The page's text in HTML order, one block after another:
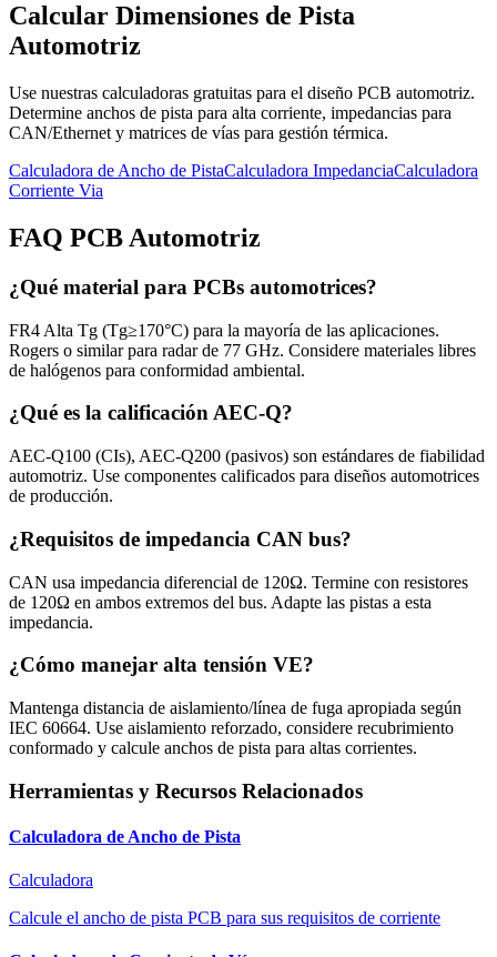
Calcular Dimensiones de Pista
Automotriz
Use nuestras calculadoras gratuitas para el diseño PCB automotriz.
Determine anchos de pista para alta corriente, impedancias para
CAN/Ethernet y matrices de vías para gestión térmica.
Calculadora de Ancho de PistaCalculadora ImpedanciaCalculadora
Corriente Via
FAQ PCB Automotriz
¿Qué material para PCBs automotrices?
FR4 Alta Tg (Tg≥170°C) para la mayoría de las aplicaciones.
Rogers o similar para radar de 77 GHz. Considere materiales libres
de halógenos para conformidad ambiental.
¿Qué es la calificación AEC-Q?
AEC-Q100 (CIs), AEC-Q200 (pasivos) son estándares de fiabilidad
automotriz. Use componentes calificados para diseños automotrices
de producción.
¿Requisitos de impedancia CAN bus?
CAN usa impedancia diferencial de 120Ω. Termine con resistores
de 120Ω en ambos extremos del bus. Adapte las pistas a esta
impedancia.
¿Cómo manejar alta tensión VE?
Mantenga distancia de aislamiento/línea de fuga apropiada según
IEC 60664. Use aislamiento reforzado, considere recubrimiento
conformado y calcule anchos de pista para altas corrientes.
Herramientas y Recursos Relacionados
Calculadora de Ancho de Pista
Calculadora
Calcule el ancho de pista PCB para sus requisitos de corriente